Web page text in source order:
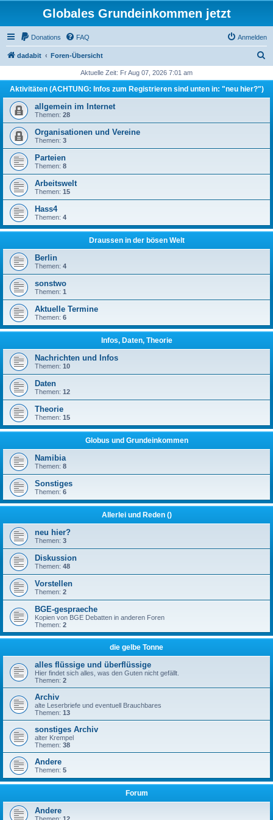
Globales Grundeinkommen jetzt
Donations FAQ Anmelden
dadabit Foren-Übersicht
h
Aktuelle Zeit: Fr Aug 07, 2026 7:01 am
Aktivitäten (ACHTUNG: Infos zum Registrieren sind unten in: "neu hier?")
allgemein im Internet
Themen: 28
Organisationen und Vereine
Themen: 3
Parteien
Themen: 8
Arbeitswelt
Themen: 15
Hass4
Themen: 4
Draussen in der bösen Welt
Berlin
Themen: 4
sonstwo
Themen: 1
Aktuelle Termine
Themen: 6
Infos, Daten, Theorie
Nachrichten und Infos
Themen: 10
Daten
Themen: 12
Theorie
Themen: 15
Globus und Grundeinkommen
Namibia
Themen: 8
Sonstiges
Themen: 6
Allerlei und Reden ()
neu hier?
Themen: 3
Diskussion
Themen: 48
Vorstellen
Themen: 2
BGE-gespraeche
Kopien von BGE Debatten in anderen Foren
Themen: 2
die gelbe Tonne
alles flüssige und überflüssige
Hier findet sich alles, was den Guten nicht gefällt.
Themen: 2
Archiv
alte Leserbriefe und eventuell Brauchbares
Themen: 13
sonstiges Archiv
alter Krempel
Themen: 38
Andere
Themen: 5
Forum
Andere